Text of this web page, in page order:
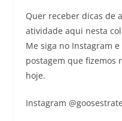
Quer receber dicas de
atividade aqui nesta
Me siga no Instagram
postagem que fizemos
hoje.
Instagram